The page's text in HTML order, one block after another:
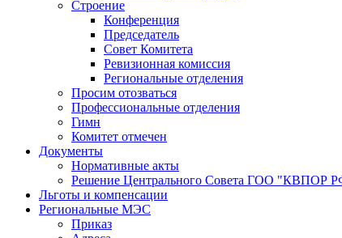
Строение
Конференция
Председатель
Совет Комитета
Ревизионная комиссия
Региональные отделения
Просим отозваться
Профессиональные отделения
Гимн
Комитет отмечен
Документы
Нормативные акты
Решение Центрального Совета ГОО "КВПОР
Льготы и компенсации
Региональные МЭС
Приказ